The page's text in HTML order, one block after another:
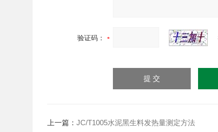
验证码：
上一篇：JC/T1005水泥黑生料发热量测定方法